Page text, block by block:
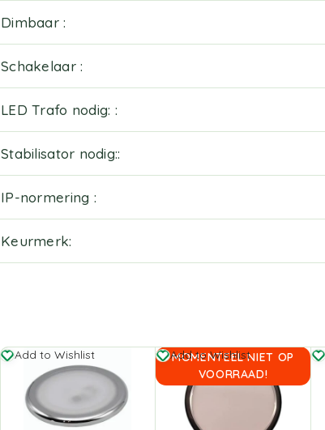
Dimbaar
Schakelaar
LED Trafo nodig:
Stabilisator nodig:
IP-normering
Keurmerk
Add to Wishlist
MOMENTEEL NIET OP
VOORRAAD!
Add to Wishlist